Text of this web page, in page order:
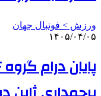
ورزش > فوتبال جهان
۱۴۰۵/۰۴/۰۵